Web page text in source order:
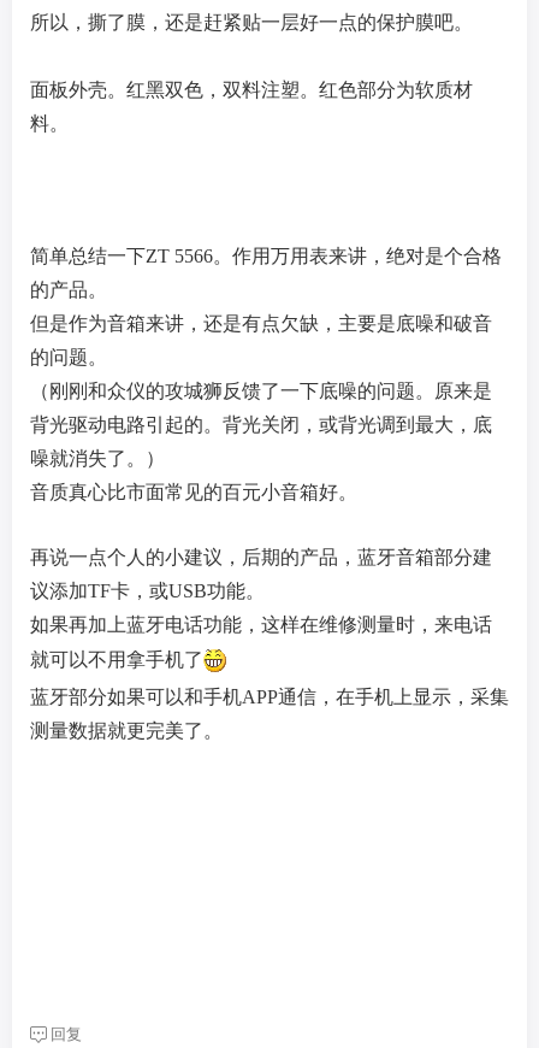
所以，撕了膜，还是赶紧贴一层好一点的保护膜吧。
面板外壳。红黑双色，双料注塑。红色部分为软质材
料。
简单总结一下ZT 5566。作用万用表来讲，绝对是个合格
的产品。
但是作为音箱来讲，还是有点欠缺，主要是底噪和破音
的问题。
（ 刚刚和众仪的攻城狮反馈了一下底噪的问题。原来是
背光驱动电路引起的。 背光关闭，或背光调到最大，底
噪就消失了。
）
音质真心比市面常见的百元小音箱好。
再说一点个人的小建议，后期的产品，蓝牙音箱部分建
议添加TF卡，或USB功能。
如果再加上蓝牙电话功能，这样在维修测量时，来电话
就可以不用拿手机了
蓝牙部分如果可以和手机APP通信，在手机上显示，采集
测量数据就更完美了。
回复